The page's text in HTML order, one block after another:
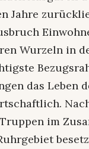
Jahre
Wurzeln in
das Leben
im